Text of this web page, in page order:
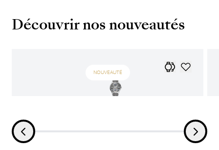
Découvrir nos nouveautés
NOUVEAUTÉ